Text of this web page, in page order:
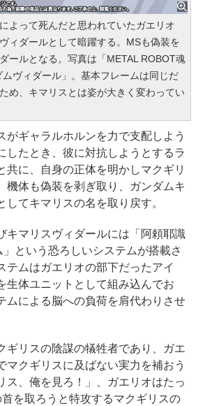
よって死んだと思われていたガエリオ
ィダールとして暗躍する。MSも偽装を
ールとなる。写真は「METAL ROBOT魂
ムヴィダール」。基本フレームは同じだ
め、キマリスとは姿が大きく変わってい
ギャラルホルンを力で支配しよう
したとき、彼に対抗しようとするラ
共に、自身の正体を明かしマクギリ
機体も偽装を剥ぎ取り、ガンダムキ
してキマリスの名を取り戻す。
マリスヴィダールには「阿頼耶識
という恐ろしいシステムが搭載さ
テムはガエリオの部下だったアイ
生体ユニットとして組み込んでお
ムによる脳への負荷を肩代わりさせ
リスの陰謀の犠牲者であり、ガエ
マクギリスに及ばない実力を補おう
ス、俺を見ろ！」、ガエリオはたっ
を取ろうと特攻するマクギリスの